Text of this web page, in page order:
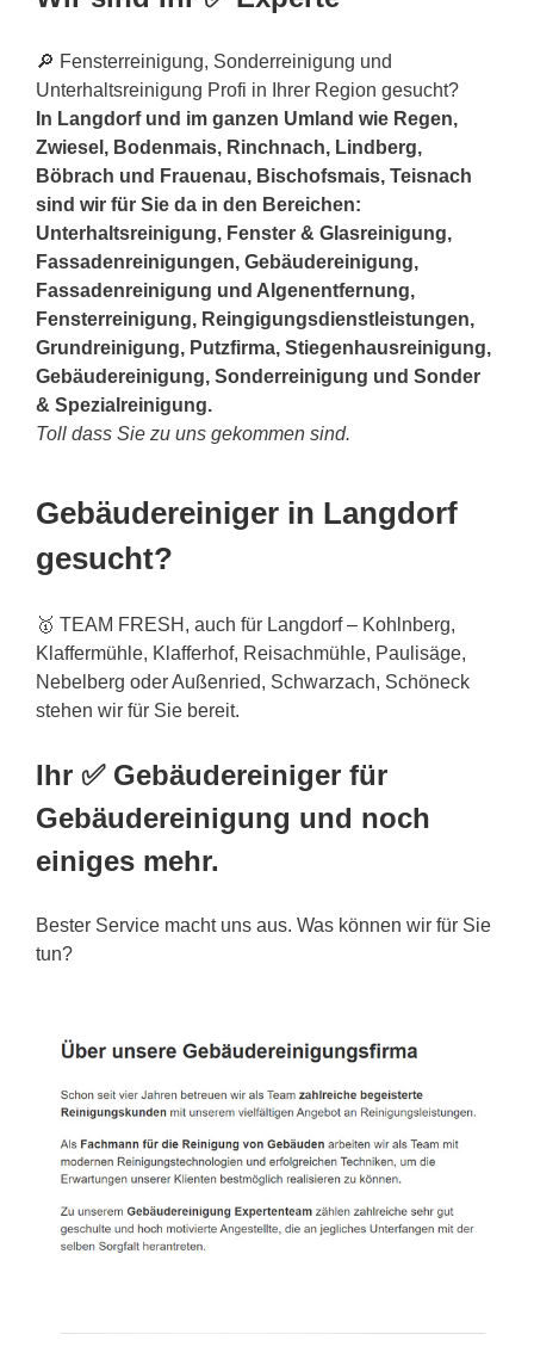
🔎 Fensterreinigung, Sonderreinigung und
Unterhaltsreinigung Profi in Ihrer Region gesucht?
In Langdorf und im ganzen Umland wie Regen,
Zwiesel, Bodenmais, Rinchnach, Lindberg,
Böbrach und Frauenau, Bischofsmais, Teisnach
sind wir für Sie da in den Bereichen:
Unterhaltsreinigung, Fenster & Glasreinigung,
Fassadenreinigungen, Gebäudereinigung,
Fassadenreinigung und Algenentfernung,
Fensterreinigung, Reingigungsdienstleistungen,
Grundreinigung, Putzfirma, Stiegenhausreinigung,
Gebäudereinigung, Sonderreinigung und Sonder
& Spezialreinigung.
Toll dass Sie zu uns gekommen sind.
Gebäudereiniger in Langdorf
gesucht?
🥇 TEAM FRESH, auch für Langdorf – Kohlnberg,
Klaffermühle, Klafferhof, Reisachmühle, Paulisäge,
Nebelberg oder Außenried, Schwarzach, Schöneck
stehen wir für Sie bereit.
Ihr ✅ Gebäudereiniger für
Gebäudereinigung und noch
einiges mehr.
Bester Service macht uns aus. Was können wir für Sie
tun?